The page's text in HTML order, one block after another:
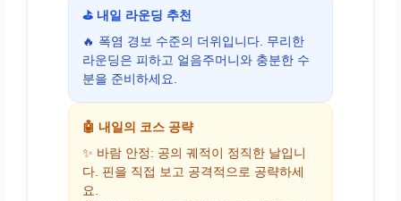
⛳ 내일 라운딩 추천
🔥 폭염 경보 수준의 더위입니다. 무리한
라운딩은 피하고 얼음주머니와 충분한 수
분을 준비하세요.
🤖 내일의 코스 공략
✨ 바람 안정: 공의 궤적이 정직한 날입니
다. 핀을 직접 보고 공격적으로 공략하세
요.